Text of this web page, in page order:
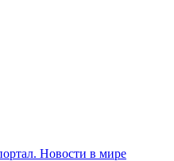
Новости в мире